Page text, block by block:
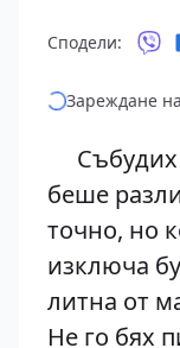
Сподели:
Зареждане
Събудих
беше
точно, но
изключа
литна от
Не го бях